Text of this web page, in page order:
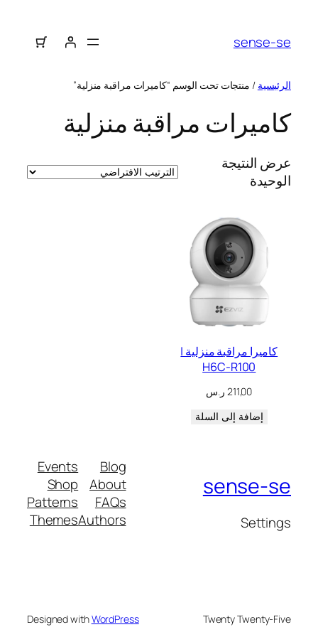
sense-se
الرئيسية / منتجات تحت الوسم “كاميرات مراقبة منزلية”
كاميرات مراقبة منزلية
عرض النتيجة
الوحيدة
كاميرا مراقبة منزلية |
H6C-R100
211,00 ر.س
إضافة إلى السلة
sense-se
Settings
Blog
About
FAQs
Authors
Events
Shop
Patterns
Themes
Twenty Twenty-Five
Designed withWordPress